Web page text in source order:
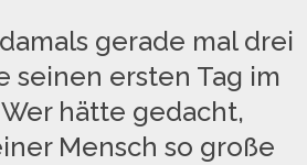
gerade mal drei
seinen ersten Tag im
hätte gedacht,
Mensch so große